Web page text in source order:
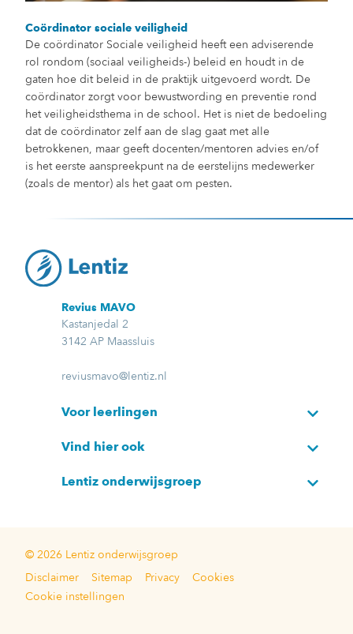
Coördinator sociale veiligheid
De coördinator Sociale veiligheid heeft een adviserende
rol rondom (sociaal veiligheids-) beleid en houdt in de
gaten hoe dit beleid in de praktijk uitgevoerd wordt. De
coördinator zorgt voor bewustwording en preventie rond
het veiligheidsthema in de school. Het is niet de bedoeling
dat de coördinator zelf aan de slag gaat met alle
betrokkenen, maar geeft docenten/mentoren advies en/of
is het eerste aanspreekpunt na de eerstelijns medewerker
(zoals de mentor) als het gaat om pesten.
Revius MAVO
Kastanjedal 2
3142 AP Maassluis
reviusmavo@lentiz.nl
Voor leerlingen
Vind hier ook
Lentiz onderwijsgroep
© 2026 Lentiz onderwijsgroep
Disclaimer
Sitemap Privacy
Cookies
Cookie instellingen